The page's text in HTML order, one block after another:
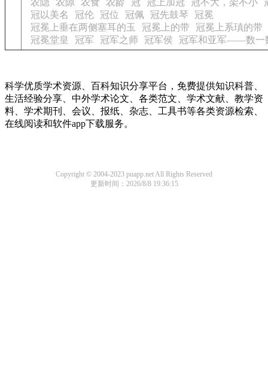
农隐
农隙 农食 农龄 冠 冠上加冠 冠不大，架不小
冠以美名
冠伦 冠位 冠佩 冠先鼓琴
冠冕
冠冕上垂在两侧塞耳的玉
冠冕上的带
冠冕上系瑱的带
冠冕堂皇
冠军 冠军之师 冠军侯 冠军和亚军——数一
科学优质学术资源、百科知识分享平台，免费提供知识科普、
生活经验分享、中外学术论文、各类范文、学术文献、教学资
料、学术期刊、会议、报纸、杂志、工具书等各类资源检索、
在线阅读和软件app下载服务。
Copyright © 2004-2023 puapp.net All Rights Reserved
更新时间：2026/8/8 19:36:15